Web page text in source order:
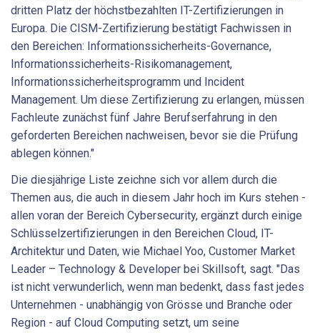
dritten Platz der höchstbezahlten IT-Zertifizierungen in
Europa. Die CISM-Zertifizierung bestätigt Fachwissen in
den Bereichen: Informationssicherheits-Governance,
Informationssicherheits-Risikomanagement,
Informationssicherheitsprogramm und Incident
Management. Um diese Zertifizierung zu erlangen, müssen
Fachleute zunächst fünf Jahre Berufserfahrung in den
geforderten Bereichen nachweisen, bevor sie die Prüfung
ablegen können."
Die diesjährige Liste zeichne sich vor allem durch die
Themen aus, die auch in diesem Jahr hoch im Kurs stehen -
allen voran der Bereich Cybersecurity, ergänzt durch einige
Schlüsselzertifizierungen in den Bereichen Cloud, IT-
Architektur und Daten, wie Michael Yoo, Customer Market
Leader – Technology & Developer bei Skillsoft, sagt. "Das
ist nicht verwunderlich, wenn man bedenkt, dass fast jedes
Unternehmen - unabhängig von Grösse und Branche oder
Region - auf Cloud Computing setzt, um seine